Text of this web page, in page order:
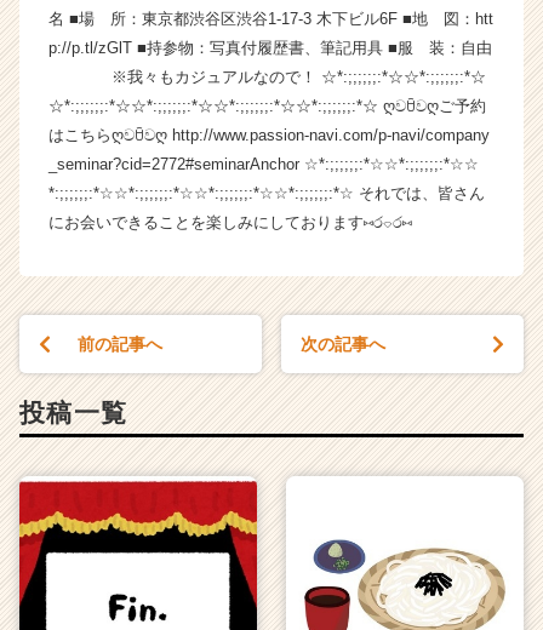
ー・
成
企
業
か
ら
ス
カ
届
就
ト
ア
キ
名 ■場 所：東京都渋谷区渋谷1-17-3 木下ビル6F ■地 図：htt
p://p.tl/zGlT ■持参物：写真付履歴書、筆記用具 ■服 装：自由
※我々もカジュアルなので！ ☆*:;;;;;;:*☆☆*:;;;;;;:*☆
☆*:;;;;;;:*☆☆*:;;;;;;:*☆☆*:;;;;;;:*☆☆*:;;;;;;:*☆ ღවꇳවღご予約
はこちらღවꇳවღ http://www.passion-navi.com/p-navi/company
_seminar?cid=2772#seminarAnchor ☆*:;;;;;;:*☆☆*:;;;;;;:*☆☆
*:;;;;;;:*☆☆*:;;;;;;:*☆☆*:;;;;;;:*☆☆*:;;;;;;:*☆ それでは、皆さん
にお会いできることを楽しみにしております⑅ර⌔ර⑅
前の記事へ 次の記事へ
投稿一覧